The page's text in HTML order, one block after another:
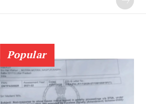
Popular